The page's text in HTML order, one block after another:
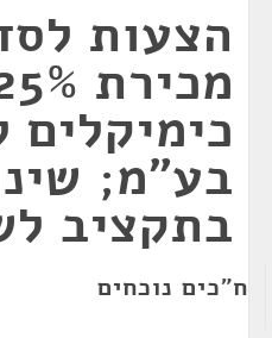
הצעות
כימיקלים
בע"מ;
בתקציב לשנת
ח"כים נוכחים